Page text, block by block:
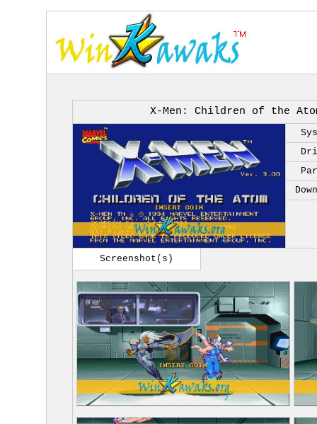
X-Men: Children of the
Screenshot(s)